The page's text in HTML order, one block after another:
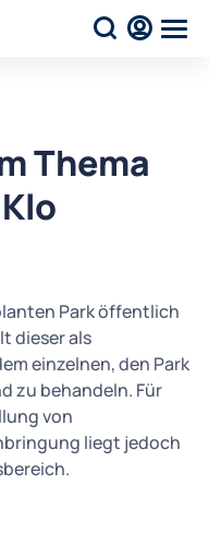
Thema
Park öffentlich
dieser als
einzelnen, den Park
zu behandeln. Für
von
liegt jedoch